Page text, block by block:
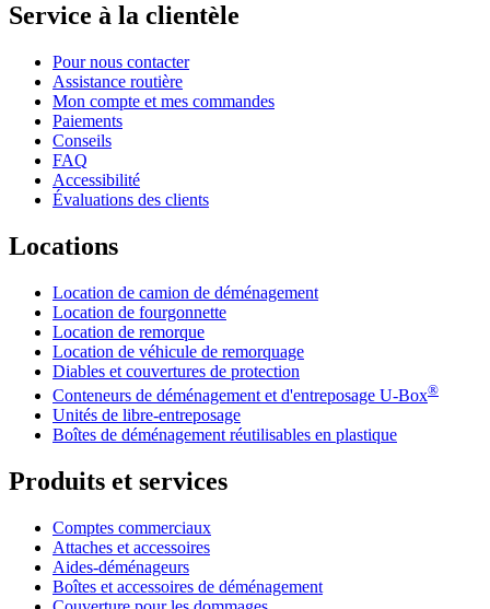
Service à la clientèle
Pour nous contacter
Assistance routière
Mon compte et mes commandes
Paiements
Conseils
FAQ
Accessibilité
Évaluations des clients
Locations
Location de camion de déménagement
Location de fourgonnette
Location de remorque
Location de véhicule de remorquage
Diables et couvertures de protection
Conteneurs de déménagement et d'entreposage U-Box®
Unités de libre-entreposage
Boîtes de déménagement réutilisables en plastique
Produits et services
Comptes commerciaux
Attaches et accessoires
Aides-déménageurs
Boîtes et accessoires de déménagement